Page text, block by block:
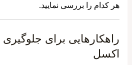
هر کدام را بررسی نمایید.
راهکارهایی برای
اکسل